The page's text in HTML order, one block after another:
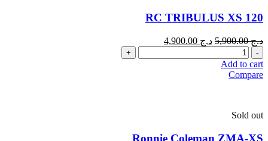
RC TRIBULUS XS 120
د.ج5,900.00 د.ج
Quantity
Add to cart
Compare
Sold out
Ronnie Coleman ZMA-XS